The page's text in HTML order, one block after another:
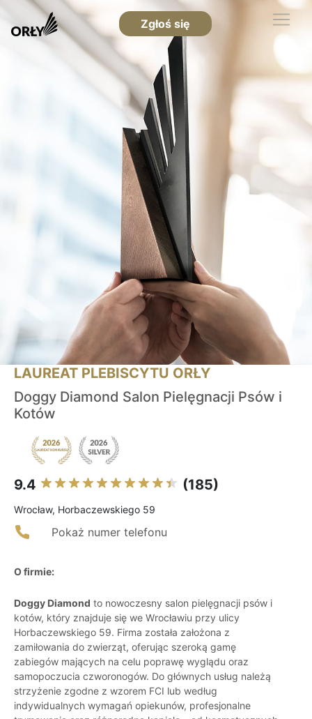
Zgłoś się
LAUREAT PLEBISCYTU ORŁY
Doggy Diamond Salon Pielęgnacji Psów i
Kotów
9.4 (185)
Wrocław, Horbaczewskiego 59
Pokaż numer telefonu
O firmie:
Doggy Diamond to nowoczesny salon pielęgnacji psów i
kotów, który znajduje się we Wrocławiu przy ulicy
Horbaczewskiego 59. Firma została założona z
zamiłowania do zwierząt, oferując szeroką gamę
zabiegów mających na celu poprawę wyglądu oraz
samopoczucia czworonogów. Do głównych usług należą
strzyżenie zgodne z wzorem FCI lub według
indywidualnych wymagań opiekunów, profesjonalne